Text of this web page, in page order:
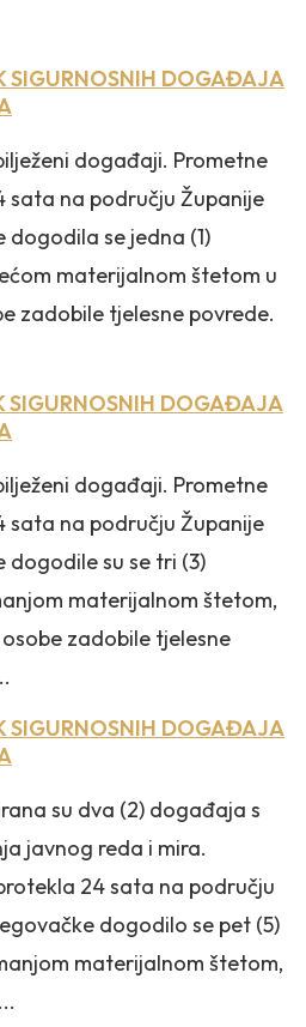
DOGAĐAJA
događaji. Prometne
sata na području Županije
se jedna (1)
materijalnom štetom u
zadobile tjelesne povrede.
DOGAĐAJA
događaji. Prometne
sata na području Županije
su se tri (3)
materijalnom štetom,
zadobile tjelesne
DOGAĐAJA
su dva (2) događaja s
javnog reda i mira.
24 sata na području
dogodilo se pet (5)
materijalnom štetom,